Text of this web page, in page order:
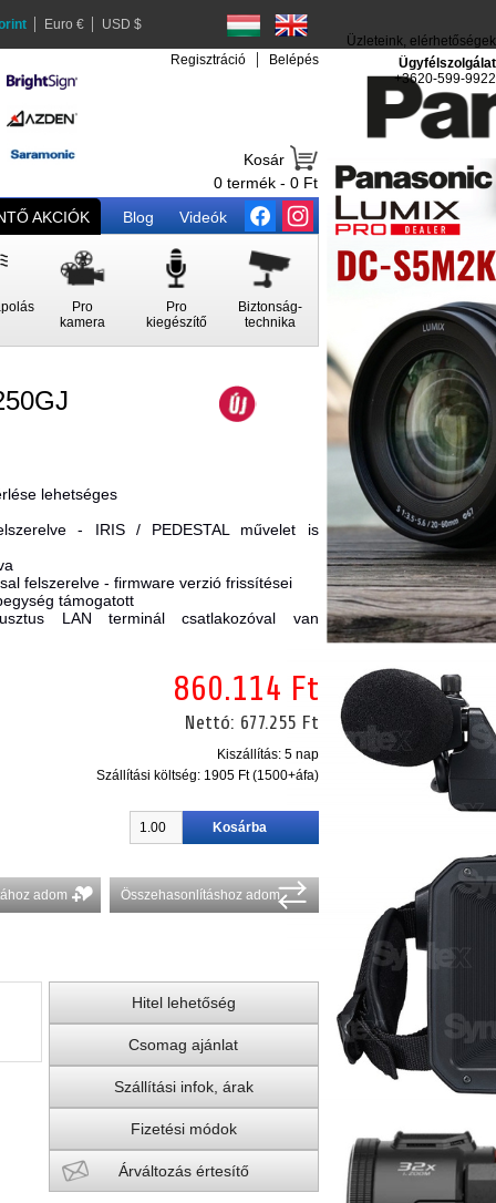
Euro € USD $
Regisztráció Belépés
Kosár
0 termék - 0 Ft
AKCIÓK Blog Videók
Pro
kamera
Pro
kiegészítő
Biztonság-
technika
Üzleteink, elérhetőségek
Ügyfélszolgálat
+3620-599-9922
lehetséges
- IRIS / PEDESTAL művelet is
felszerelve - firmware verzió frissítései
támogatott
LAN terminál csatlakozóval van
860.114 Ft
Nettó: 677.255 Ft
Kiszállítás: 5 nap
Szállítási költség:1905 Ft (1500+áfa)
adom Összehasonlításhoz adom
Hitel lehetőség
Csomag ajánlat
Szállítási infok, árak
Fizetési módok
Árváltozás értesítő